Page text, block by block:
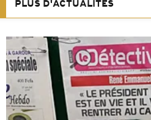
PLUS D'ACTUALITÉS